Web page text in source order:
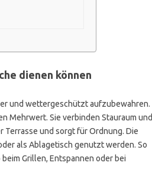
dienen können
und wettergeschützt aufzubewahren.
Mehrwert. Sie verbinden Stauraum und
Terrasse und sorgt für Ordnung. Die
als Ablagetisch genutzt werden. So
Grillen, Entspannen oder bei